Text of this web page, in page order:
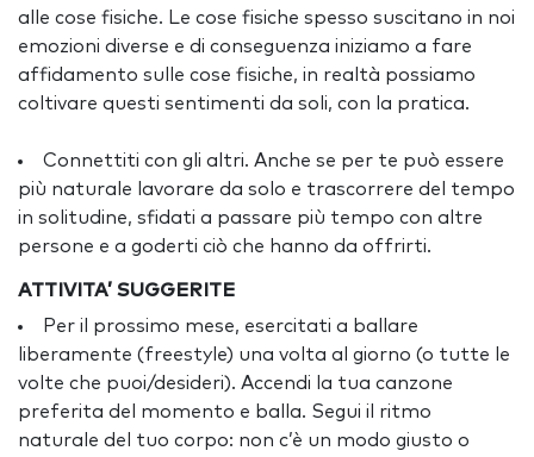
alle cose fisiche. Le cose fisiche spesso suscitano in noi
emozioni diverse e di conseguenza iniziamo a fare
affidamento sulle cose fisiche, in realtà possiamo
coltivare questi sentimenti da soli, con la pratica.
Connettiti con gli altri. Anche se per te può essere
più naturale lavorare da solo e trascorrere del tempo
in solitudine, sfidati a passare più tempo con altre
persone e a goderti ciò che hanno da offrirti.
ATTIVITA’ SUGGERITE
Per il prossimo mese, esercitati a ballare
liberamente (freestyle) una volta al giorno (o tutte le
volte che puoi/desideri). Accendi la tua canzone
preferita del momento e balla. Segui il ritmo
naturale del tuo corpo: non c’è un modo giusto o